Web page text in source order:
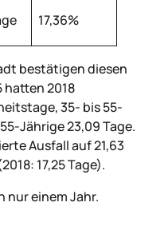
17,36%
bestätigen diesen
2018
35- bis 55-
Jährige 23,09 Tage.
Ausfall auf 21,63
17,25 Tage).
nur einem Jahr.